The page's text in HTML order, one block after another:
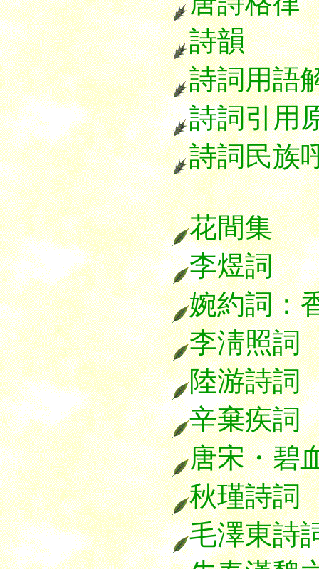
詩韻
詩詞用語
詩詞引用
詩詞民族
花間集
李煜詞
婉約詞：
李淸照詞
陸游詩詞
辛棄疾詞
唐宋・碧
秋瑾詩詞
毛澤東詩